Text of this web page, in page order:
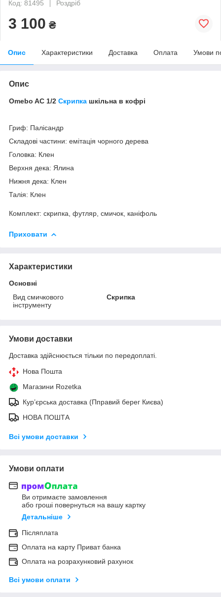
Код: 81495
Роздріб
3 100 ₴
Опис Характеристики Доставка Оплата Умови
Опис
Omebo AC 1/2 Скрипка шкільна в кофрі
Гриф: Палісандр
Складові частини: емітація чорного дерева
Головка: Клен
Верхня дека: Ялина
Нижня дека: Клен
Талія: Клен
Комплект: скрипка, футляр, смичок, каніфоль
Приховати
Характеристики
Основні
Вид смичкового
інструменту
Скрипка
Умови доставки
Доставка здійснюється тільки по передоплаті.
Нова Пошта
Магазини Rozetka
Кур’єрська доставка (Пправий берег Києва)
НОВА ПОШТА
Всі умови доставки
Умови оплати
Ви отримаєте замовлення
або гроші повернуться на вашу картку
Детальніше
Післяплата
Оплата на карту Приват банка
Оплата на розрахунковий рахунок
Всі умови оплати